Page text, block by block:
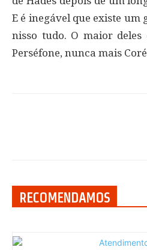
E é inegável que existe um
nisso tudo. O maior
Perséfone, nunca mais
RECOMENDAMOS